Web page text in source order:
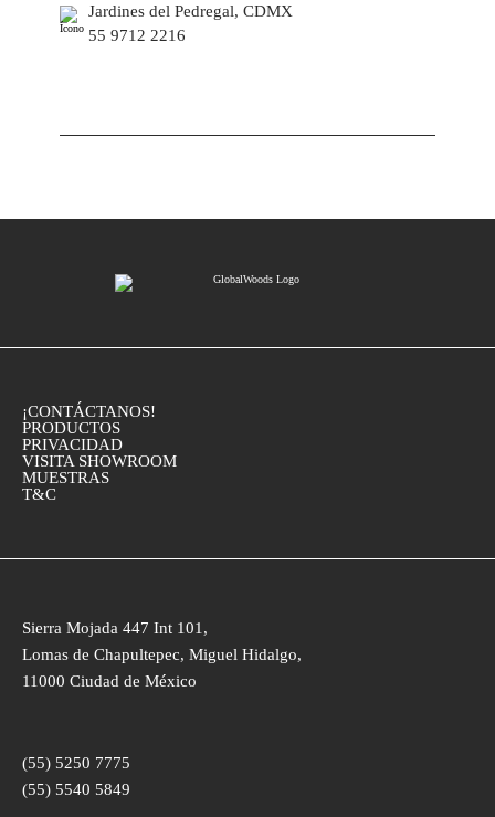
Jardines del Pedregal, CDMX
55 9712 2216
¡CONTÁCTANOS!
PRODUCTOS
PRIVACIDAD
VISITA SHOWROOM
MUESTRAS
T&C
Sierra Mojada 447 Int 101,
Lomas de Chapultepec, Miguel Hidalgo,
11000 Ciudad de México
(55) 5250 7775
(55) 5540 5849